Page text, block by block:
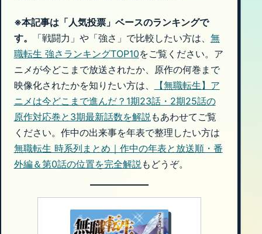
※本記事は「人気投票」ベースのランキングで
す。
「戦闘力」や「強さ」で比較したい方は、 無
職転生 強さランキングTOP10をご覧ください。ア
ニメが今どこまで放送されたか、原作の何巻まで
映像化されたかを知りたい方は、
【無職転生】ア
ニメは今どこまで進んだ？1期23話・2期25話の
原作対応巻と3期最新話数を解説 もあわせてご覧
ください。作中の出来事を年表で整理したい方は
無職転生 時系列まとめ｜作中の年表と放送順・番
外編＆第0話の位置を完全解説 もどうぞ。